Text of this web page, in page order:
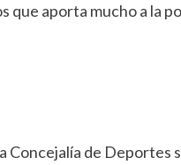
que aporta mucho a la
Concejalía de Deportes